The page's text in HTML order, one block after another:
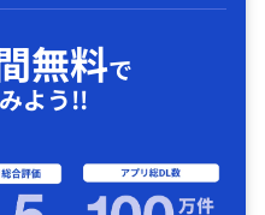
無料で
よう!!